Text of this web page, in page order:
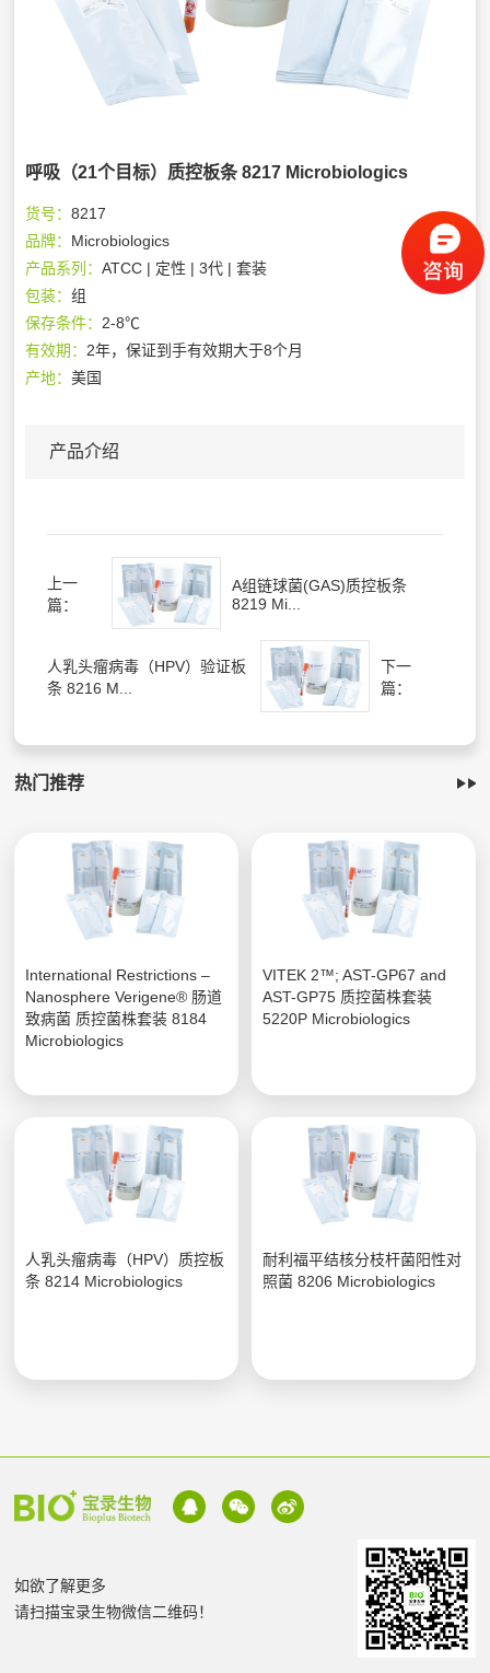
呼吸（21个目标）质控板条 8217 Microbiologics
货号：8217
品牌： Microbiologics
产品系列：ATCC | 定性 | 3代 | 套装
包装：组
保存条件： 2-8℃
有效期： 2年，保证到手有效期大于8个月
产地：美国
产品介绍
上一
篇：
A组链球菌(GAS)质控板条
8219 Mi...
人乳头瘤病毒（HPV）验证板
条 8216 M...
下一
篇：
热门推荐
International Restrictions –
Nanosphere Verigene® 肠道
致病菌 质控菌株套装 8184
Microbiologics
VITEK 2™; AST-GP67 and
AST-GP75 质控菌株套装
5220P Microbiologics
人乳头瘤病毒（HPV）质控板
条 8214 Microbiologics
耐利福平结核分枝杆菌阳性对
照菌 8206 Microbiologics
如欲了解更多
请扫描宝录生物微信二维码！